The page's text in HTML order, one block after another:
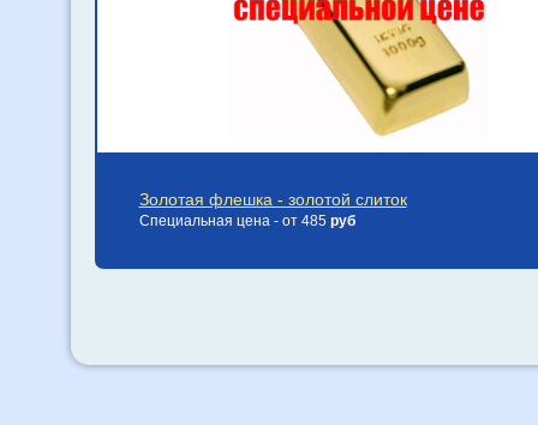
Золотая флешка - золотой слиток
Специальная цена - от 485 руб